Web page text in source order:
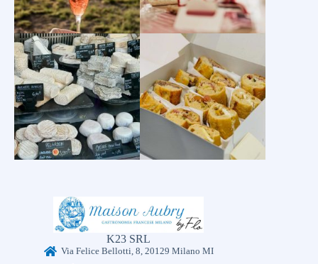
K23 SRL
Via Felice Bellotti, 8, 20129 Milano MI